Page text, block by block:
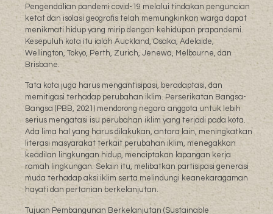
Pengendalian pandemi covid-19 melalui tindakan penguncian
ketat dan isolasi geografis telah memungkinkan warga dapat
menikmati hidup yang mirip dengan kehidupan prapandemi.
Kesepuluh kota itu ialah Auckland, Osaka, Adelaide,
Wellington, Tokyo, Perth, Zurich, Jenewa, Melbourne, dan
Brisbane.
Tata kota juga harus mengantisipasi, beradaptasi, dan
memitigasi terhadap perubahan iklim. Perserikatan Bangsa-
Bangsa (PBB, 2021) mendorong negara anggota untuk lebih
serius mengatasi isu perubahan iklim yang terjadi pada kota.
Ada lima hal yang harus dilakukan, antara lain, meningkatkan
literasi masyarakat terkait perubahan iklim, menegakkan
keadilan lingkungan hidup, menciptakan lapangan kerja
ramah lingkungan. Selain itu, melibatkan partisipasi generasi
muda terhadap aksi iklim serta melindungi keanekaragaman
hayati dan pertanian berkelanjutan.
Tujuan Pembangunan Berkelanjutan (Sustainable